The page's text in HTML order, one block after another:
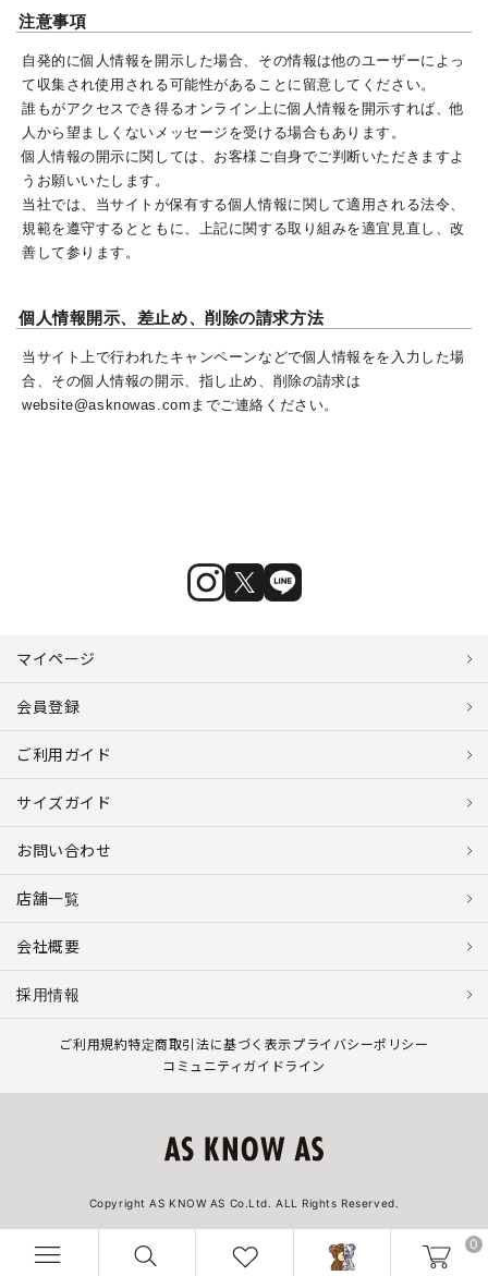
0
注意事項
自発的に個人情報を開示した場合、その情報は他のユーザーによっ
て収集され使用される可能性があることに留意してください。
誰もがアクセスでき得るオンライン上に個人情報を開示すれば、他
人から望ましくないメッセージを受ける場合もあります。
個人情報の開示に関しては、お客様ご自身でご判断いただきますよ
うお願いいたします。
当社では、当サイトが保有する個人情報に関して適用される法令、
規範を遵守するとともに、上記に関する取り組みを適宜見直し、改
善して参ります。
個人情報開示、差止め、削除の請求方法
当サイト上で行われたキャンペーンなどで個人情報をを入力した場
合、その個人情報の開示、指し止め、削除の請求は
website@asknowas.comまでご連絡ください。
マイページ
会員登録
ご利用ガイド
サイズガイド
お問い合わせ
店舗一覧
会社概要
採用情報
ご利用規約特定商取引法に基づく表示プライバシーポリシー
コミュニティガイドライン
Copyright AS KNOW AS Co.Ltd. ALL Rights Reserved.